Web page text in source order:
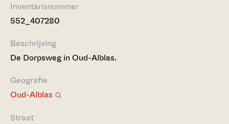
Inventarisnummer
552_407280
Beschrijving
De Dorpsweg in Oud-Alblas.
Geografie
Oud-Alblas
Straat